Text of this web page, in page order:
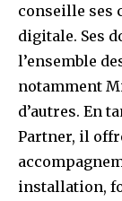
conseille ses
digitale. Ses
l’ensemble
notamment
d’autres. En
Partner, il
installation,